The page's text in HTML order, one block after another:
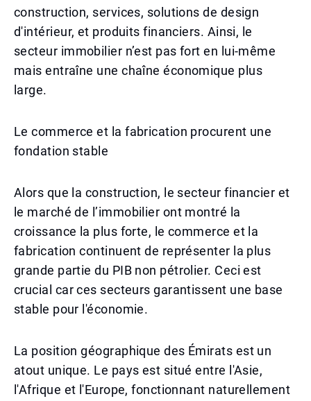
construction, services, solutions de design
d'intérieur, et produits financiers. Ainsi, le
secteur immobilier n’est pas fort en lui-même
mais entraîne une chaîne économique plus
large.
Le commerce et la fabrication procurent une
fondation stable
Alors que la construction, le secteur financier et
le marché de l’immobilier ont montré la
croissance la plus forte, le commerce et la
fabrication continuent de représenter la plus
grande partie du PIB non pétrolier. Ceci est
crucial car ces secteurs garantissent une base
stable pour l'économie.
La position géographique des Émirats est un
atout unique. Le pays est situé entre l'Asie,
l'Afrique et l'Europe, fonctionnant naturellement